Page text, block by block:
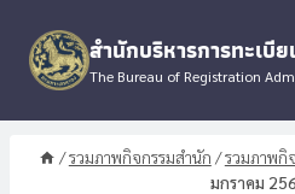
content
สำนักบริหารการทะเบี
The Bureau of Registration
/รวมภาพกิจกรรมสำนัก /รวมภาพกิ
มกราคม